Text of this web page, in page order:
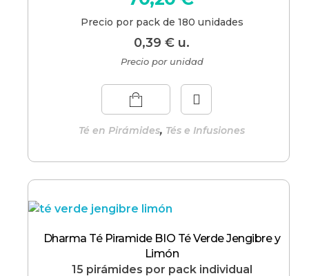
0,39€ u.
Precio por pack de 180 unidades
Té en Pirámides, Tés e Infusiones
Precio por unidad
Dharma Té Piramide BIO Té Verde Jengibre y
Limón
15 pirámides por pack individual